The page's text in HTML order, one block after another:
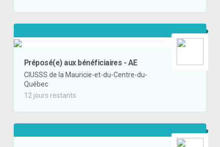
Préposé(e) aux bénéficiaires - AE
CIUSSS de la Mauricie-et-du-Centre-du-
Québec
12 jours restants